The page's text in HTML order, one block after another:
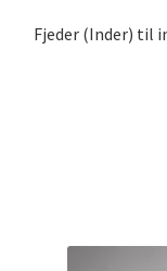
Fjeder (Inder) til